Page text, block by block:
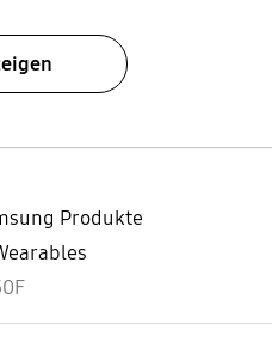
Produkte